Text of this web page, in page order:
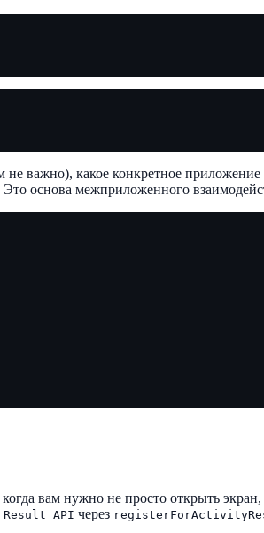
не важно), какое конкретное
Это основа межприложенного
вам нужно не просто открыть
API через